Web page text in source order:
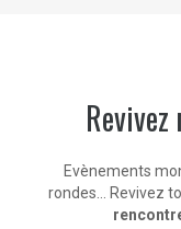
Revivez
Evènements
rondes… Revivez